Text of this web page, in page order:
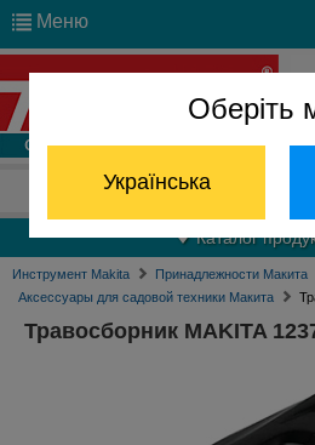
Оберіть
Українська
Меню
Отдел запчастей:
Каталог
Инструмент Makita
Принадлежности Макита
Аксессуары для садовой техники Макита
Травосборник MAKITA